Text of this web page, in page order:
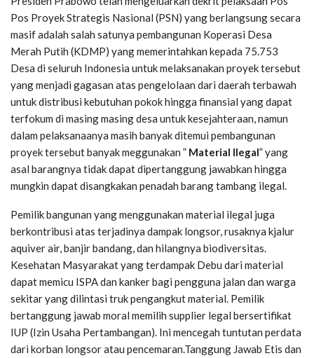
Pos Proyek Strategis Nasional (PSN) yang berlangsung secara
masif adalah salah satunya pembangunan Koperasi Desa
Merah Putih (KDMP) yang memerintahkan kepada 75.753
Desa di seluruh Indonesia untuk melaksanakan proyek tersebut
yang menjadi gagasan atas pengelolaan dari daerah terbawah
untuk distribusi kebutuhan pokok hingga finansial yang dapat
terfokum di masing masing desa untuk kesejahteraan, namun
dalam pelaksanaanya masih banyak ditemui pembangunan
proyek tersebut banyak meggunakan ” Material Ilegal” yang
asal barangnya tidak dapat dipertanggung jawabkan hingga
mungkin dapat disangkakan penadah barang tambang ilegal.
Pemilik bangunan yang menggunakan material ilegal juga
berkontribusi atas terjadinya dampak longsor, rusaknya kjalur
aquiver air, banjir bandang, dan hilangnya biodiversitas.
Kesehatan Masyarakat yang terdampak Debu dari material
dapat memicu ISPA dan kanker bagi pengguna jalan dan warga
sekitar yang dilintasi truk pengangkut material. Pemilik
bertanggung jawab moral memilih supplier legal bersertifikat
IUP (Izin Usaha Pertambangan). Ini mencegah tuntutan perdata
dari korban longsor atau pencemaran.Tanggung Jawab Etis dan